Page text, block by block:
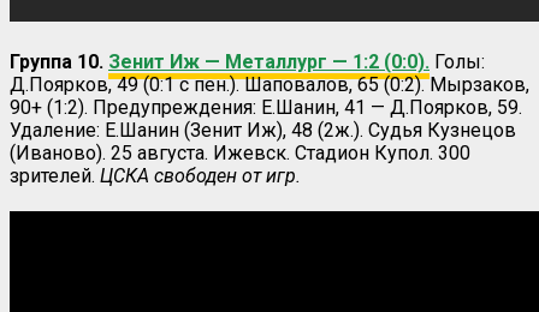
Группа 10. Зенит Иж — Металлург — 1:2 (0:0). Голы:
Д.Поярков, 49 (0:1 с пен.). Шаповалов, 65 (0:2). Мырзаков,
90+ (1:2). Предупреждения: Е.Шанин, 41 — Д.Поярков, 59.
Удаление: Е.Шанин (Зенит Иж), 48 (2ж.). Судья Кузнецов
(Иваново). 25 августа. Ижевск. Стадион Купол. 300
зрителей. ЦСКА свободен от игр.